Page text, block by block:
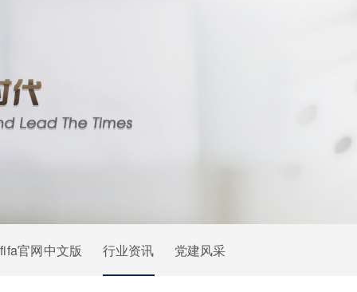
fifa官网中文版 行业资讯 党建风采